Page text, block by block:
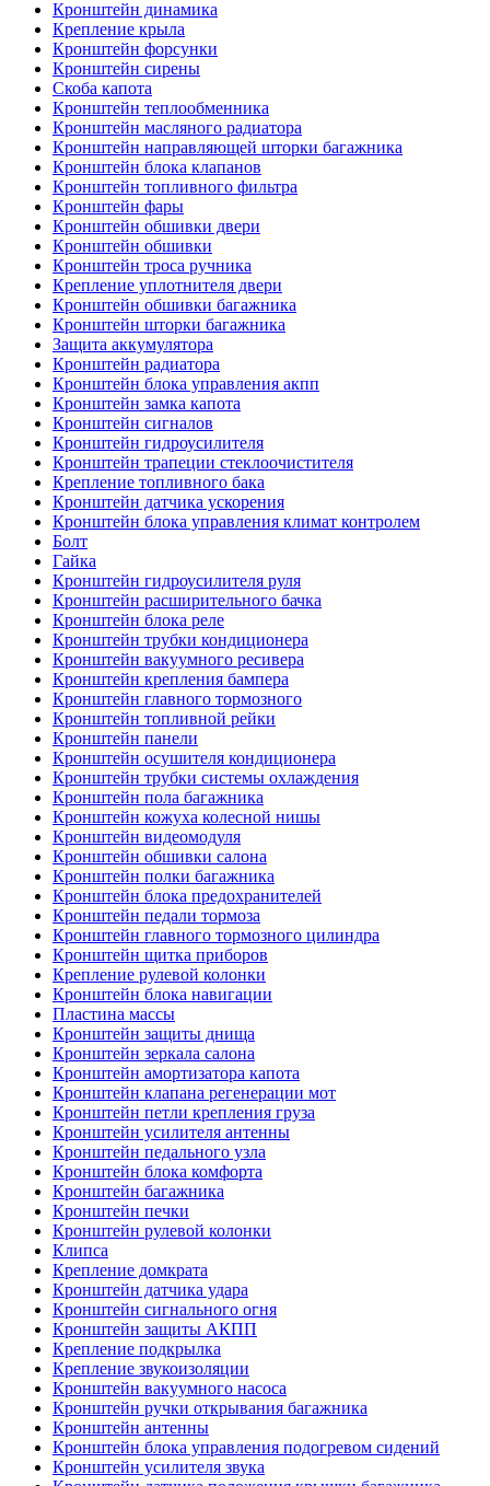
Кронштейн динамика
Крепление крыла
Кронштейн форсунки
Кронштейн сирены
Скоба капота
Кронштейн теплообменника
Кронштейн масляного радиатора
Кронштейн направляющей шторки багажника
Кронштейн блока клапанов
Кронштейн топливного фильтра
Кронштейн фары
Кронштейн обшивки двери
Кронштейн обшивки
Кронштейн троса ручника
Крепление уплотнителя двери
Кронштейн обшивки багажника
Кронштейн шторки багажника
Защита аккумулятора
Кронштейн радиатора
Кронштейн блока управления акпп
Кронштейн замка капота
Кронштейн сигналов
Кронштейн гидроусилителя
Кронштейн трапеции стеклоочистителя
Крепление топливного бака
Кронштейн датчика ускорения
Кронштейн блока управления климат контролем
Болт
Гайка
Кронштейн гидроусилителя руля
Кронштейн расширительного бачка
Кронштейн блока реле
Кронштейн трубки кондиционера
Кронштейн вакуумного ресивера
Кронштейн крепления бампера
Кронштейн главного тормозного
Кронштейн топливной рейки
Кронштейн панели
Кронштейн осушителя кондиционера
Кронштейн трубки системы охлаждения
Кронштейн пола багажника
Кронштейн кожуха колесной нишы
Кронштейн видеомодуля
Кронштейн обшивки салона
Кронштейн полки багажника
Кронштейн блока предохранителей
Кронштейн педали тормоза
Кронштейн главного тормозного цилиндра
Кронштейн щитка приборов
Крепление рулевой колонки
Кронштейн блока навигации
Пластина массы
Кронштейн защиты днища
Кронштейн зеркала салона
Кронштейн амортизатора капота
Кронштейн клапана регенерации мот
Кронштейн петли крепления груза
Кронштейн усилителя антенны
Кронштейн педального узла
Кронштейн блока комфорта
Кронштейн багажника
Кронштейн печки
Кронштейн рулевой колонки
Клипса
Крепление домкрата
Кронштейн датчика удара
Кронштейн сигнального огня
Кронштейн защиты АКПП
Крепление подкрылка
Крепление звукоизоляции
Кронштейн вакуумного насоса
Кронштейн ручки открывания багажника
Кронштейн антенны
Кронштейн блока управления подогревом сидений
Кронштейн усилителя звука